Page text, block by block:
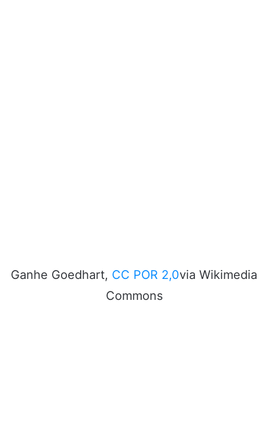
Ganhe Goedhart, CC POR 2,0via Wikimedia
Commons